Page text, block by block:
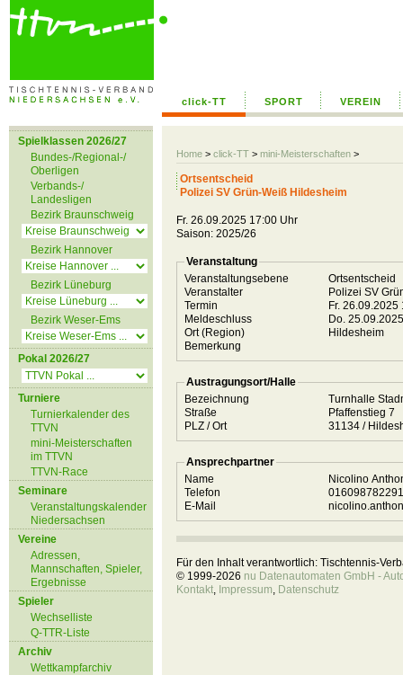
click-TT SPORT VEREIN
Home > click-TT > mini-Meisterschaften >
Spielklassen 2026/27
Bundes-/Regional-/
Oberligen
Verbands-/
Landesligen
Bezirk Braunschweig
Bezirk Hannover
Bezirk Lüneburg
Bezirk Weser-Ems
Pokal 2026/27
Turniere
Turnierkalender des
TTVN
mini-Meisterschaften
im TTVN
TTVN-Race
Seminare
Veranstaltungskalender
Niedersachsen
Vereine
Adressen,
Mannschaften, Spieler,
Ergebnisse
Spieler
Wechselliste
Q-TTR-Liste
Archiv
Wettkampfarchiv
Ortsentscheid
Polizei SV Grün-Weiß Hildesheim
Fr. 26.09.2025 17:00 Uhr
Saison: 2025/26
Veranstaltung
Veranstaltungsebene
Ortsentscheid
Veranstalter
Polizei SV
Termin
Fr.
Meldeschluss
Do.
Ort (Region)
Hildesheim
Bemerkung
Austragungsort/Halle
Bezeichnung
Turnhalle
Straße
Pfaffenstieg 7
PLZ / Ort
31134 /
Ansprechpartner
Name
Nicolino
Telefon
E-Mail
Für den Inhalt verantwortlich: Tischtennis-
© 1999-2026 nu Datenautomaten GmbH -
Kontakt, Impressum, Datenschutz